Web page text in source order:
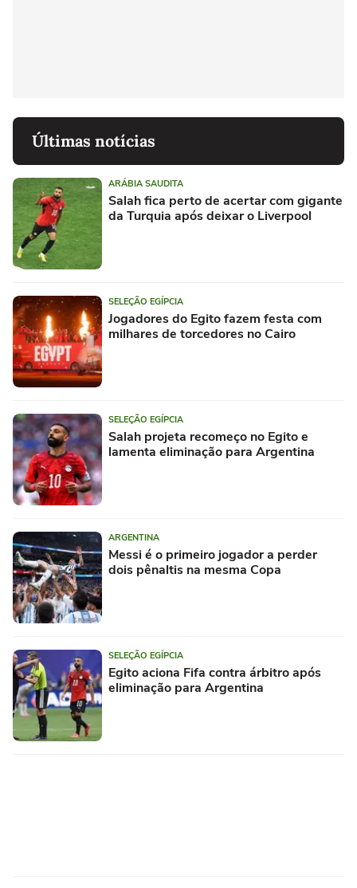
Últimas notícias
ARÁBIA SAUDITA
Salah fica perto de acertar com gigante
da Turquia após deixar o Liverpool
SELEÇÃO EGÍPCIA
Jogadores do Egito fazem festa com
milhares de torcedores no Cairo
SELEÇÃO EGÍPCIA
Salah projeta recomeço no Egito e
lamenta eliminação para Argentina
ARGENTINA
Messi é o primeiro jogador a perder
dois pênaltis na mesma Copa
SELEÇÃO EGÍPCIA
Egito aciona Fifa contra árbitro após
eliminação para Argentina